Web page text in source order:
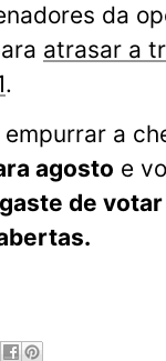
da
atrasar a
.
a
agosto e
de